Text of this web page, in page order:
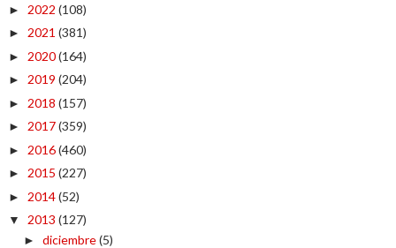
► 2022 (108)
► 2021 (381)
► 2020(164)
► 2019 (204)
► 2018 (157)
► 2017(359)
► 2016(460)
► 2015 (227)
► 2014(52)
▼ 2013 (127)
► diciembre(5)